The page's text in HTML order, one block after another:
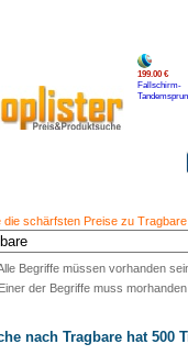
199.00 €
Fallschirm-
die schärfsten Preise zu Tragbare
Begriffe müssen vorhanden
Einer der Begriffe muss
nach Tragbare hat 500